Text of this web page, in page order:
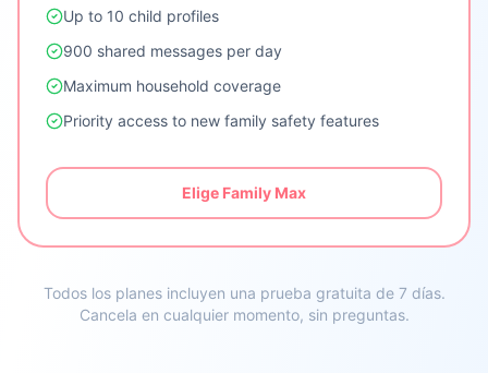
Up to 10 child profiles
900 shared messages per day
Maximum household coverage
Priority access to new family safety features
Elige Family Max
Todos los planes incluyen una prueba gratuita de 7 días.
Cancela en cualquier momento, sin preguntas.